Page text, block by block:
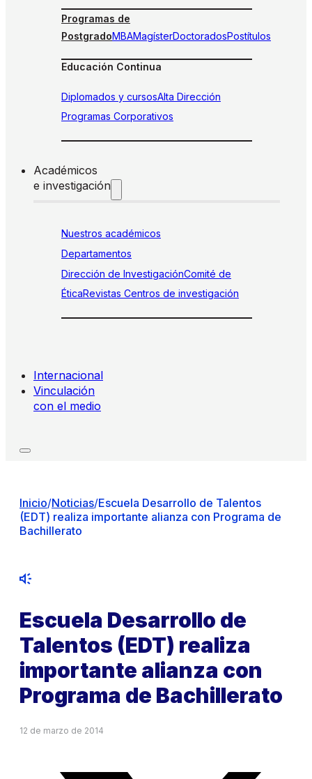
Programas de
PostgradoMBAMagísterDoctoradosPostítulos
Educación Continua
Diplomados y cursosAlta Dirección
Programas Corporativos
Académicos
e investigación
Nuestros académicos
Departamentos
Dirección de InvestigaciónComité de
ÉticaRevistas Centros de investigación
Internacional
Vinculación
con el medio
Inicio/Noticias/Escuela Desarrollo de Talentos
(EDT) realiza importante alianza con Programa de
Bachillerato
Escuela Desarrollo de
Talentos (EDT) realiza
importante alianza con
Programa de Bachillerato
12 de marzo de 2014